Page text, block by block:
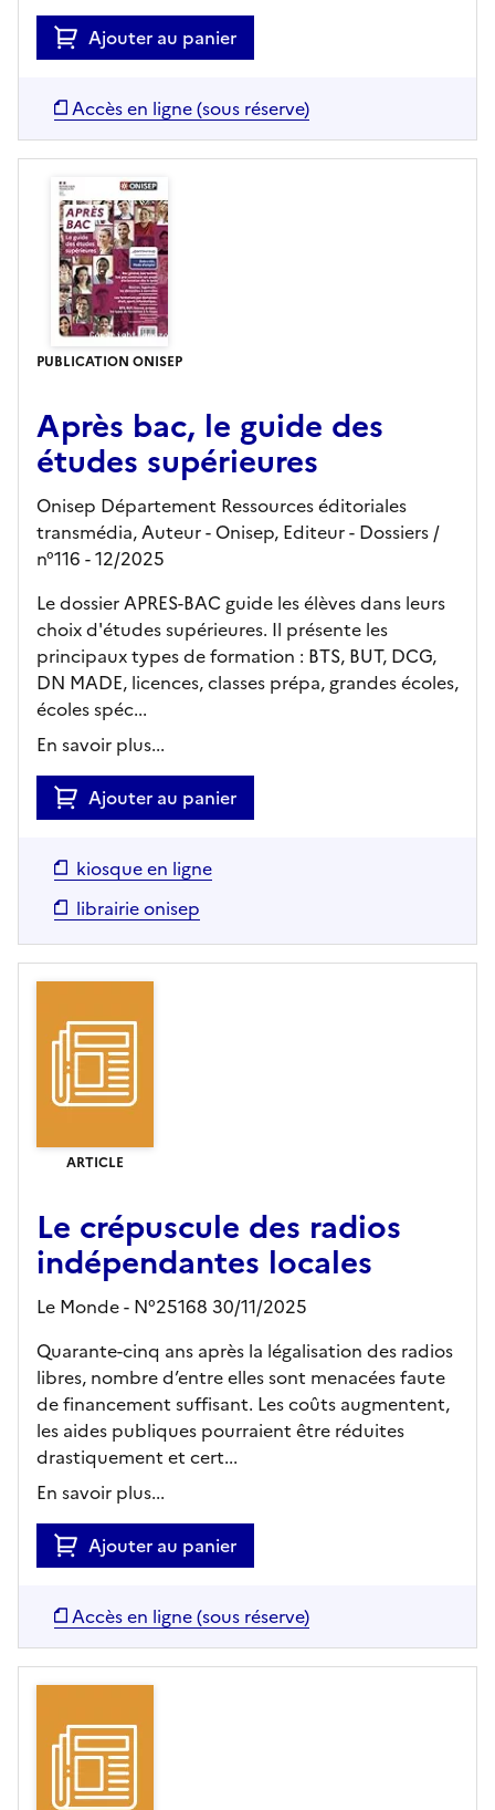
Ajouter au panier
Accès en ligne (sous réserve)
PUBLICATION ONISEP
Après bac, le guide des
études supérieures
Onisep Département Ressources éditoriales
transmédia, Auteur - Onisep, Editeur- Dossiers /
n°116 - 12/2025
Le dossier APRES-BAC guide les élèves dans leurs
choix d'études supérieures. Il présente les
principaux types de formation : BTS, BUT, DCG,
DN MADE, licences, classes prépa, grandes écoles,
écoles spéc...
En savoir plus...
Ajouter au panier
kiosque en ligne
librairie onisep
ARTICLE
Le crépuscule des radios
indépendantes locales
Le Monde - N°25168 30/11/2025
Quarante-cinq ans après la légalisation des radios
libres, nombre d’entre elles sont menacées faute
de financement suffisant. Les coûts augmentent,
les aides publiques pourraient être réduites
drastiquement et cert...
En savoir plus...
Ajouter au panier
Accès en ligne (sous réserve)